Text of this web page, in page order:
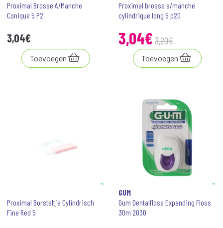
Proximal Brosse A/Manche
Conique 5 P2
3,04€
Toevoegen
Proximal brosse a/manche
cylindrique long 5 p20
3,04€ 3,20€
Toevoegen
Proximal Borsteltje Cylindrisch
Fine Red 5
GUM
Gum Dentalfloss Expanding Floss
30m 2030